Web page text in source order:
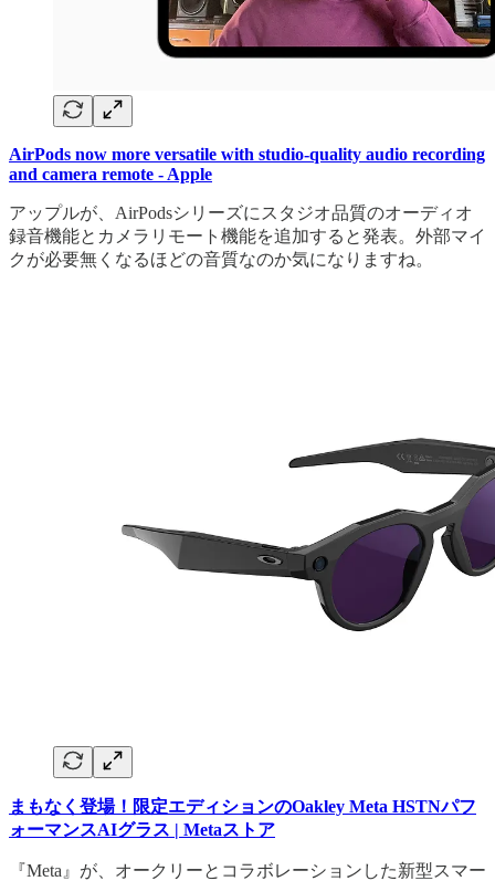
AirPods now more versatile with studio-quality audio recording
and camera remote - Apple
アップルが、AirPodsシリーズにスタジオ品質のオーディオ
録音機能とカメラリモート機能を追加すると発表。外部マイ
クが必要無くなるほどの音質なのか気になりますね。
まもなく登場！限定エディションのOakley Meta HSTNパフ
ォーマンスAIグラス | Metaストア
『Meta』が、オークリーとコラボレーションした新型スマー